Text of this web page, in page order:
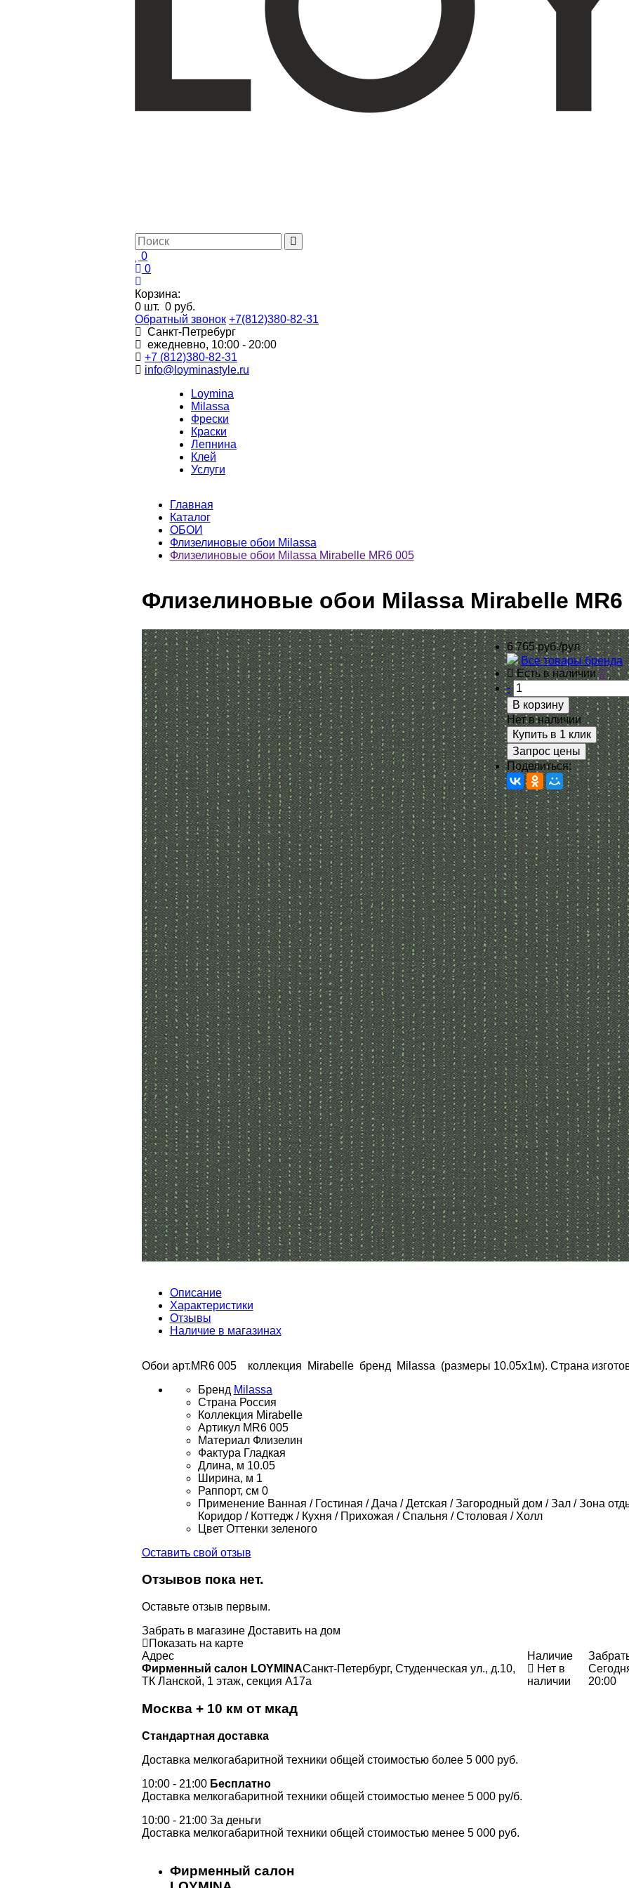
0
0
Корзина:
0 шт. 0 руб.
Обратный звонок +7(812)380-82-31
Санкт-Петребург
ежедневно, 10:00 - 20:00
+7 (812)380-82-31
info@loyminastyle.ru
Loymina
Milassa
Фрески
Краски
Лепнина
Клей
Услуги
Главная
Каталог
ОБОИ
Флизелиновые обои Milassa
Флизелиновые обои Milassa Mirabelle MR6 005
Флизелиновые обои Milassa Mirabelle MR6
6 765 руб./рул
Все товары бренда
Есть в наличии
-
В корзину
Нет в наличии
Купить в 1 клик
Запрос цены
Поделиться:
Описание
Характеристики
Отзывы
Наличие в магазинах
Обои арт.MR6 005 коллекция Mirabelle бренд Milassa (размеры 10.05х1м). Страна
Бренд Milassa
Страна Россия
Коллекция Mirabelle
Артикул MR6 005
Материал Флизелин
Фактура Гладкая
Длина, м 10.05
Ширина, м 1
Раппорт, см 0
Применение Ванная / Гостиная / Дача / Детская / Загородный дом / Зал / Зона
Коридор / Коттедж / Кухня / Прихожая / Спальня / Столовая / Холл
Цвет Оттенки зеленого
Оставить свой отзыв
Отзывов пока нет.
Оставьте отзыв первым.
Забрать в магазине Доставить на дом
Показать на карте
Адрес
Наличие
Фирменный салон LOYMINAСанкт-Петербург, Студенческая ул., д.10,
ТК Ланской, 1 этаж, секция А17а
Нет в
наличии
20:00
Москва + 10 км от мкад
Стандартная доставка
Доставка мелкогабаритной техники общей стоимостью более 5 000 руб.
10:00 - 21:00 Бесплатно
Доставка мелкогабаритной техники общей стоимостью менее 5 000 ру/б.
10:00 - 21:00 За деньги
Доставка мелкогабаритной техники общей стоимостью менее 5 000 руб.
Фирменный салон